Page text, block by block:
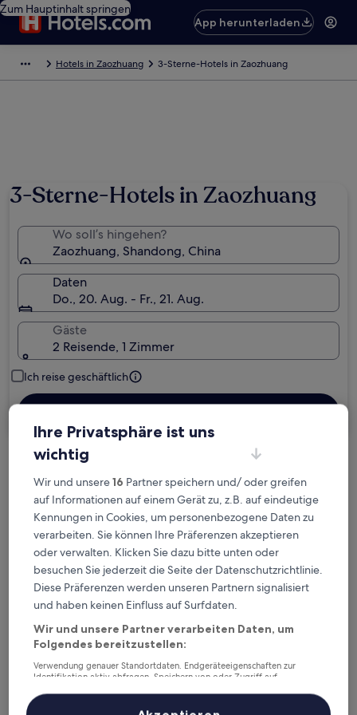
Zum Hauptinhalt springen
App herunterladen
Hotels in Zaozhuang 3-Sterne-Hotels in Zaozhuang
3-Sterne-Hotels in Zaozhuang
Wo soll’s hingehen?
Zaozhuang, Shandong, China
Daten
Do., 20. Aug. - Fr., 21. Aug.
Gäste
2 Reisende, 1 Zimmer
Ich reise geschäftlich
Kostenlose Stornierung bei
Planänderungen
Verdiene Prämien für jede
wahrgenommene Übernachtung
Mehr sparen mit Preisen für Mitglieder
Überprüfe die Preise für diese Daten
Heute
Morgen
Ihre Privatsphäre ist uns
wichtig
Wir und unsere16 Partner speichern und/ oder greifen
auf Informationen auf einem Gerät zu, z.B. auf eindeutige
Kennungen in Cookies, um personenbezogene Daten zu
verarbeiten. Sie können Ihre Präferenzen akzeptieren
oder verwalten. Klicken Sie dazu bitte unten oder
besuchen Sie jederzeit die Seite der Datenschutzrichtlinie.
Diese Präferenzen werden unseren Partnern signalisiert
und haben keinen Einfluss auf Surfdaten.
Wir und unsere Partner verarbeiten Daten, um
Folgendes bereitzustellen:
Verwendung genauer Standortdaten. Endgeräteeigenschaften zur
Identifikation aktiv abfragen. Speichern von oder Zugriff auf
Inhalte, Messung von Werbeleistung und der Performance von Inhalten,
Zielgruppenforschung sowie Entwicklung und Verbesserung von